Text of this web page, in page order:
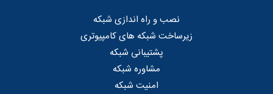
نصب و راه اندازی شبکه
زیرساخت شبکه های کامپیوتری
پشتیبانی شبکه
مشاوره شبکه
امنیت شبکه